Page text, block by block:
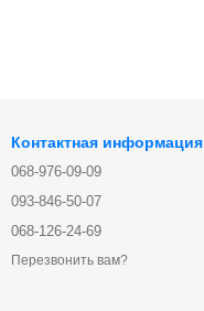
Контактная информация
068-976-09-09
093-846-50-07
068-126-24-69
Перезвонить вам?